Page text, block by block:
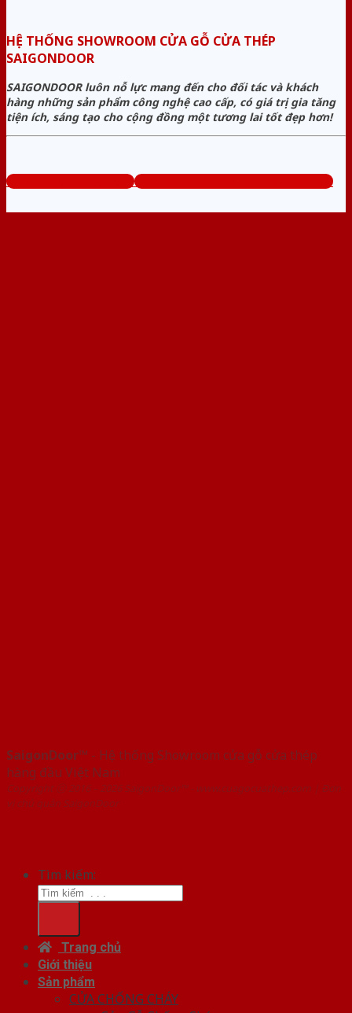
HỆ THỐNG SHOWROOM CỬA GỖ CỬA THÉP
SAIGONDOOR
SAIGONDOOR luôn nỗ lực mang đến cho đối tác và khách
hàng những sản phẩm công nghệ cao cấp, có giá trị gia tăng
tiện ích, sáng tạo cho cộng đồng một tương lai tốt đẹp hơn!
www.cuagocuathep.com Tổng đài tư vấn miễn phí: 0824.400.400
SaigonDoor™ - Hệ thống Showroom cửa gỗ cửa thép
hàng đầu Việt Nam
Copyright ⓒ 2016 – 2026 SaigonDoor™ - www.cuagocuathep.com | Đơn
vị chủ quản SaigonDoor
Tìm kiếm:
Trang chủ
Giới thiệu
Sản phẩm
CỬA CHỐNG CHÁY